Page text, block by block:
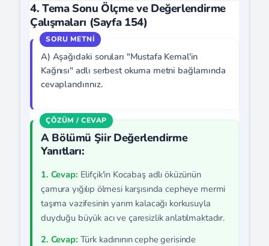
4. Tema Sonu Ölçme ve Değerlendirme
Çalışmaları (Sayfa 154)
A) Aşağıdaki soruları "Mustafa Kemal'in
Kağnısı" adlı serbest okuma metni bağlamında
cevaplandırınız.
A Bölümü Şiir Değerlendirme
Yanıtları:
1. Cevap: Elifçik'in Kocabaş adlı öküzünün
çamura yığılıp ölmesi karşısında cepheye mermi
taşıma vazifesinin yarım kalacağı korkusuyla
duyduğu büyük acı ve çaresizlik anlatılmaktadır.
2. Cevap: Türk kadınının cephe gerisinde